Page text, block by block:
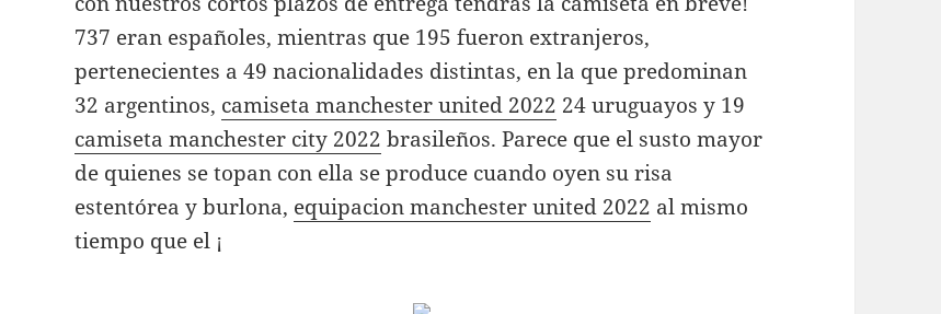
737 eran españoles, mientras que 195 fueron extranjeros,
pertenecientes a 49 nacionalidades distintas, en la que predominan
32 argentinos, camiseta manchester united 2022 24 uruguayos y 19
camiseta manchester city 2022 brasileños. Parece que el susto mayor
de quienes se topan con ella se produce cuando oyen su risa
estentórea y burlona, equipacion manchester united 2022 al mismo
tiempo que el ¡